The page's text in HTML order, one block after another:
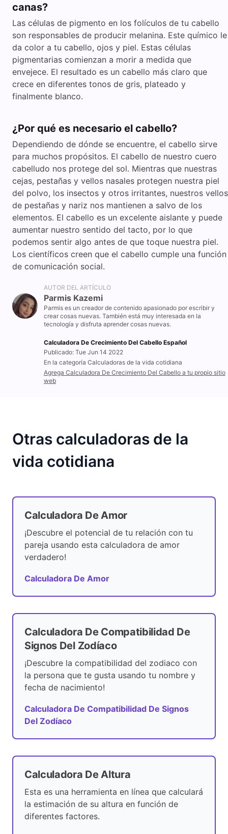
canas?
Las células de pigmento en los folículos de tu cabello
son responsables de producir melanina. Este químico le
da color a tu cabello, ojos y piel. Estas células
pigmentarias comienzan a morir a medida que
envejece. El resultado es un cabello más claro que
crece en diferentes tonos de gris, plateado y
finalmente blanco.
¿Por qué es necesario el cabello?
Dependiendo de dónde se encuentre, el cabello sirve
para muchos propósitos. El cabello de nuestro cuero
cabelludo nos protege del sol. Mientras que nuestras
cejas, pestañas y vellos nasales protegen nuestra piel
del polvo, los insectos y otros irritantes, nuestros vellos
de pestañas y nariz nos mantienen a salvo de los
elementos. El cabello es un excelente aislante y puede
aumentar nuestro sentido del tacto, por lo que
podemos sentir algo antes de que toque nuestra piel.
Los científicos creen que el cabello cumple una función
de comunicación social.
AUTOR DEL ARTÍCULO
Parmis Kazemi
Parmis es un creador de contenido apasionado por escribir y
crear cosas nuevas. También está muy interesada en la
tecnología y disfruta aprender cosas nuevas.
Calculadora De Crecimiento Del Cabello Español
Publicado: Tue Jun 14 2022
En la categoría Calculadoras de la vida cotidiana
Agrega Calculadora De Crecimiento Del Cabello a tu propio sitio
web
Otras calculadoras de la
vida cotidiana
Calculadora De Amor
¡Descubre el potencial de tu relación con tu
pareja usando esta calculadora de amor
verdadero!
Calculadora De Amor
Calculadora De Compatibilidad De
Signos Del Zodíaco
¡Descubre la compatibilidad del zodiaco con
la persona que te gusta usando tu nombre y
fecha de nacimiento!
Calculadora De Compatibilidad De Signos
Del Zodíaco
Calculadora De Altura
Esta es una herramienta en línea que calculará
la estimación de su altura en función de
diferentes factores.